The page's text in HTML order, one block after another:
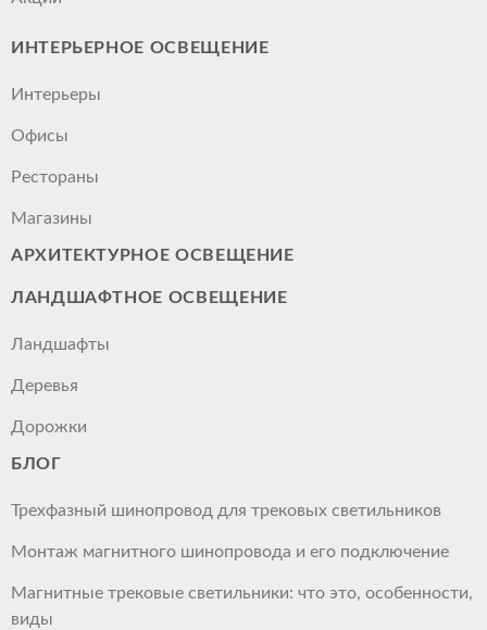
ИНТЕРЬЕРНОЕ ОСВЕЩЕНИЕ
Интерьеры
Офисы
Рестораны
Магазины
АРХИТЕКТУРНОЕ ОСВЕЩЕНИЕ
ЛАНДШАФТНОЕ ОСВЕЩЕНИЕ
Ландшафты
Деревья
Дорожки
БЛОГ
Трехфазный шинопровод для трековых светильников
Монтаж магнитного шинопровода и его подключение
Магнитные трековые светильники: что это, особенности,
виды